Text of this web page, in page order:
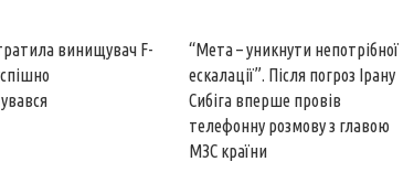
винищувач F-
“Мета – уникнути непотрібної
ескалації”. Після погроз Ірану
Сибіга вперше провів
телефонну розмову з главою
МЗС країни